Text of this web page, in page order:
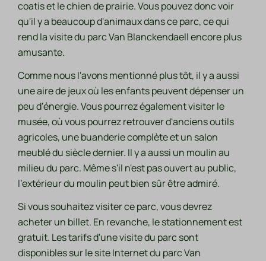
coatis et le chien de prairie. Vous pouvez donc voir
qu'il y a beaucoup d'animaux dans ce parc, ce qui
rend la visite du parc Van Blanckendaell encore plus
amusante.
Comme nous l'avons mentionné plus tôt, il y a aussi
une aire de jeux où les enfants peuvent dépenser un
peu d'énergie. Vous pourrez également visiter le
musée, où vous pourrez retrouver d'anciens outils
agricoles, une buanderie complète et un salon
meublé du siècle dernier. Il y a aussi un moulin au
milieu du parc. Même s'il n'est pas ouvert au public,
l'extérieur du moulin peut bien sûr être admiré.
Si vous souhaitez visiter ce parc, vous devrez
acheter un billet. En revanche, le stationnement est
gratuit. Les tarifs d'une visite du parc sont
disponibles sur le site Internet du parc Van